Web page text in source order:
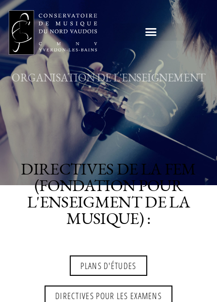
ORGANISATION DE L'ENSEIGNEMENT
DIRECTIVES DE LA FEM
(FONDATION POUR
L'ENSEIGMENT DE LA
MUSIQUE) :
PLANS D'ÉTUDES
DIRECTIVES POUR LES EXAMENS